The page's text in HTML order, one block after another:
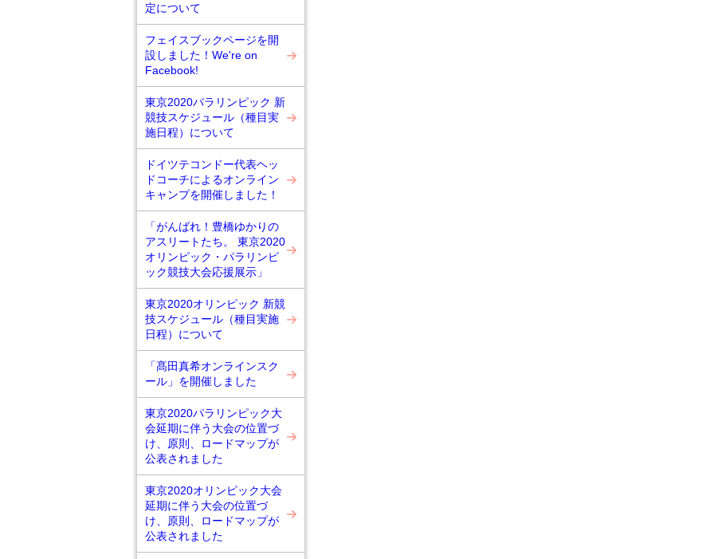
定について
フェイスブックページを開
設しました！We're on
Facebook!
東京2020パラリンピック 新
競技スケジュール（種目実
施日程）について
ドイツテコンドー代表ヘッ
ドコーチによるオンライン
キャンプを開催しました！
「がんばれ！豊橋ゆかりの
アスリートたち。 東京2020
オリンピック・パラリンピ
ック競技大会応援展示」
東京2020オリンピック 新競
技スケジュール（種目実施
日程）について
「髙田真希オンラインスク
ール」を開催しました
東京2020パラリンピック大
会延期に伴う大会の位置づ
け、原則、ロードマップが
公表されました
東京2020オリンピック大会
延期に伴う大会の位置づ
け、原則、ロードマップが
公表されました